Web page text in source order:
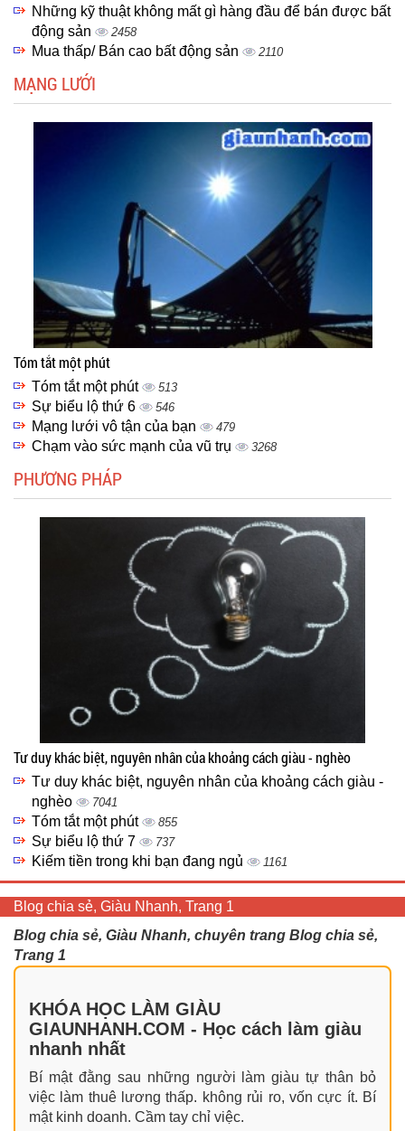
Những kỹ thuật không mất gì hàng đầu để bán được bất
động sản
2458
Mua thấp/ Bán cao bất động sản 2110
MẠNG LƯỚI
Tóm tắt một phút
Tóm tắt một phút 513
Sự biểu lộ thứ 6 546
Mạng lưới vô tận của bạn 479
Chạm vào sức mạnh của vũ trụ 3268
PHƯƠNG PHÁP
Tư duy khác biệt, nguyên nhân của khoảng cách giàu - nghèo
Tư duy khác biệt, nguyên nhân của khoảng cách giàu -
nghèo
7041
Tóm tắt một phút 855
Sự biểu lộ thứ 7 737
Kiếm tiền trong khi bạn đang ngủ 1161
Blog chia sẻ, Giàu Nhanh, Trang 1
Blog chia sẻ, Giàu Nhanh, chuyên trang Blog chia sẻ,
Trang 1
KHÓA HỌC LÀM GIÀU
GIAUNHANH.COM - Học cách làm giàu
nhanh nhất
Bí mật đằng sau những người làm giàu tự thân bỏ
việc làm thuê lương thấp. không rủi ro, vốn cực ít. Bí
mật kinh doanh. Cầm tay chỉ việc.